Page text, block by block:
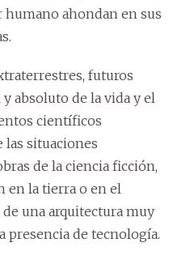
humano ahondan en sus
futuros
absoluto de la vida y el
científicos
las situaciones
de la ciencia ficción,
en la tierra o en el
una arquitectura muy
presencia de tecnología.